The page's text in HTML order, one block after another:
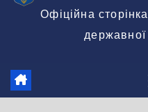
Офіційна
державної